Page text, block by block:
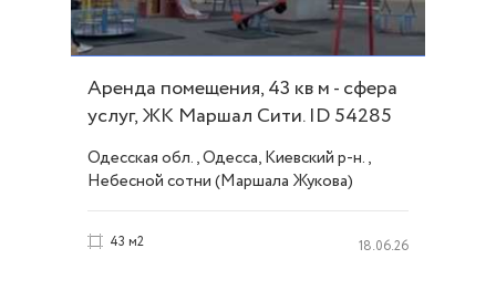
Аренда помещения, 43 кв м - сфера
услуг, ЖК Маршал Сити. ID 54285
Одесская обл., Одесса, Киевский р-н.,
Небесной сотни (Маршала Жукова)
43 м2 18.06.26